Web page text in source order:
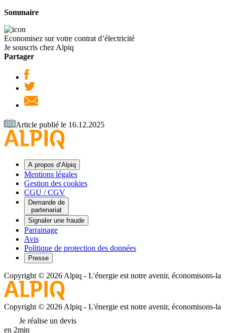
Sommaire
Economisez sur votre contrat d’électricité
Je souscris chez Alpiq
Partager
Article publié le 16.12.2025
A propos d’Alpiq
Mentions légales
Gestion des cookies
CGU / CGV
Demande de
partenariat
Signaler une fraude
Parrainage
Avis
Politique de protection des données
Presse
Copyright © 2026 Alpiq - L'énergie est notre avenir, économisons-la
Copyright © 2026 Alpiq - L'énergie est notre avenir, économisons-la
Je réalise un devis
en 2min